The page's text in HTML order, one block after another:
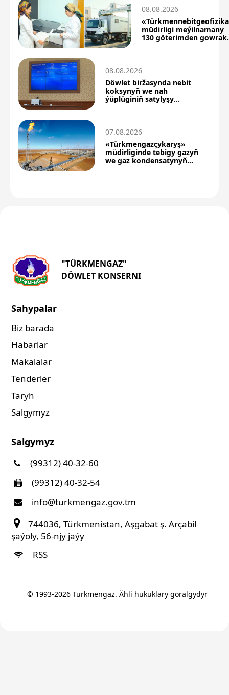
08.08.2026
müdirligi meýilnamany
130 göterimden gowrak
08.08.2026
Döwlet biržasynda nebit
koksynyň we nah
ýüplüginiň satylyşy
07.08.2026
«Türkmengazçykaryş»
müdirliginde tebigy gazyň
we gaz kondensatynyň
"TÜRKMENGAZ"
DÖWLET KONSERNI
Sahypalar
Biz barada
Habarlar
Makalalar
Tenderler
Taryh
Salgymyz
Salgymyz
(99312) 40-32-60
(99312) 40-32-54
info@turkmengaz.gov.tm
744036, Türkmenistan, Aşgabat ş. Arçabil
şaýoly, 56-njy jaýy
RSS
© 1993-2026Turkmengaz. Ähli hukuklary goralgydyr